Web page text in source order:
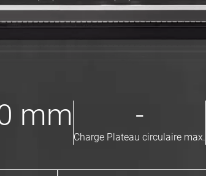
mm -
Charge Plateau circulaire max.